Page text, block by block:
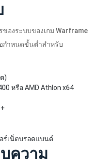
องระบบของเกม Warframe
กำหนดขั้นต่ำสำหรับ
)
หรือ AMD Athlon x64
ร์เน็ตบรอดแบนด์
ความ